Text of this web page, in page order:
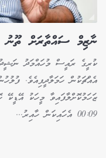
ނާޒިމް ސައްތާރަށް ތޫނު
ކުރީގެ ރައީސް މުހައްމަދު
އެއްޗަކުން ހަމަލާދީފިއެވެ.
ޒަހަމުކޮށްލާފައިވާ މީހަކު
00:09 އެހައިކަން ހާއިރު...